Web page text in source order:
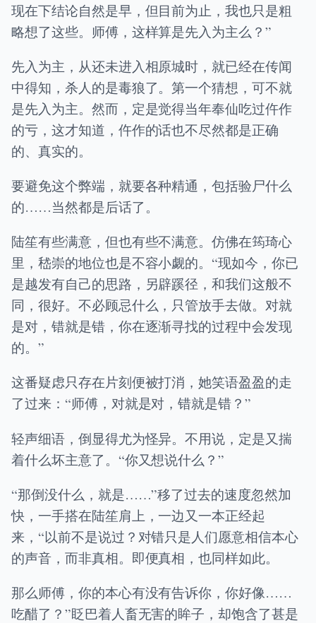
现在下结论自然是早，但目前为止，我也只是粗
略想了这些。师傅，这样算是先入为主么？”
先入为主，从还未进入相原城时，就已经在传闻
中得知，杀人的是毒狼了。第一个猜想，可不就
是先入为主。然而，定是觉得当年奉仙吃过仵作
的亏，这才知道，仵作的话也不尽然都是正确
的、真实的。
要避免这个弊端，就要各种精通，包括验尸什么
的……当然都是后话了。
陆笙有些满意，但也有些不满意。仿佛在筠琦心
里，嵇崇的地位也是不容小觑的。“现如今，你已
是越发有自己的思路，另辟蹊径，和我们这般不
同，很好。不必顾忌什么，只管放手去做。对就
是对，错就是错，你在逐渐寻找的过程中会发现
的。”
这番疑虑只存在片刻便被打消，她笑语盈盈的走
了过来：“师傅，对就是对，错就是错？”
轻声细语，倒显得尤为怪异。不用说，定是又揣
着什么坏主意了。“你又想说什么？”
“那倒没什么，就是……”移了过去的速度忽然加
快，一手搭在陆笙肩上，一边又一本正经起
来，“以前不是说过？对错只是人们愿意相信本心
的声音，而非真相。即便真相，也同样如此。
那么师傅，你的本心有没有告诉你，你好像……
吃醋了？”眨巴着人畜无害的眸子，却饱含了甚是